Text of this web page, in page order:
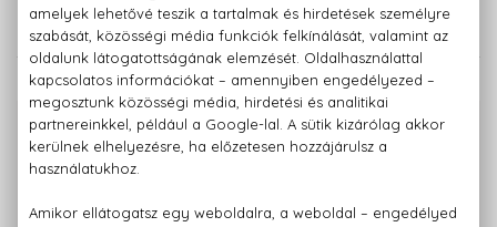
KAPCSOLÓDÓ TERMÉKEK
100% eredeti termékek,14 napos visszaküldési garanciával
779 1926